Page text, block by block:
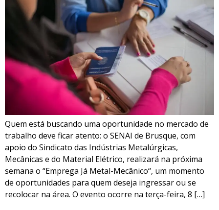
Quem está buscando uma oportunidade no mercado de
trabalho deve ficar atento: o SENAI de Brusque, com
apoio do Sindicato das Indústrias Metalúrgicas,
Mecânicas e do Material Elétrico, realizará na próxima
semana o “Emprega Já Metal-Mecânico“, um momento
de oportunidades para quem deseja ingressar ou se
recolocar na área. O evento ocorre na terça-feira, 8 […]